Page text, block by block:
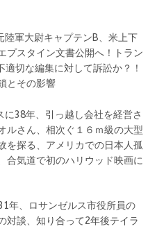
軍大尉キャプテンB、米上下
プスタイン文書公開へ！トラン
適切な編集に対して訴訟か？！
とその影響
38年、引っ越し会社を経営さ
ルさん、相次ぐ１６ｍ級の大型
を探る、アメリカでの日本人孤
合気道で初のハリウッド映画に
年、ロサンゼルス市役所員の
対談、知り合って2年後テイラ